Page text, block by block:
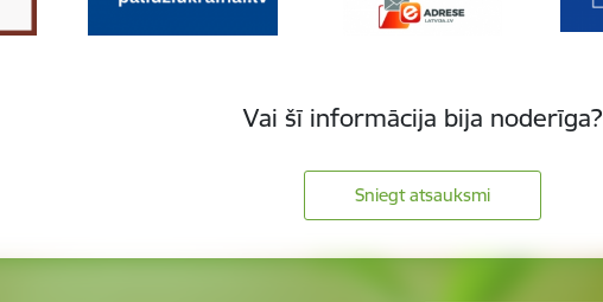
Vai šī informācija bija noderīga?
Sniegt atsauksmi